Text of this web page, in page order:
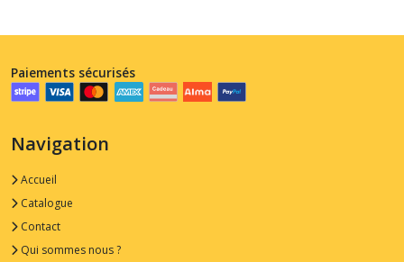
Paiements sécurisés
Navigation
Accueil
Catalogue
Contact
Qui sommes nous ?